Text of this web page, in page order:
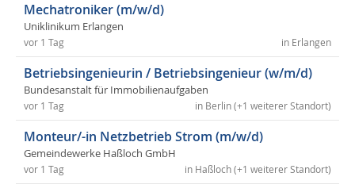
Mechatroniker (m/w/d)
Uniklinikum Erlangen
in Erlangen
vor 1 Tag
Betriebsingenieurin / Betriebsingenieur (w/m/d)
Bundesanstalt für Immobilienaufgaben
in Berlin (+1 weiterer Standort)
vor 1 Tag
Monteur/-in Netzbetrieb Strom (m/w/d)
Gemeindewerke Haßloch GmbH
in Haßloch (+1 weiterer Standort)
vor 1 Tag